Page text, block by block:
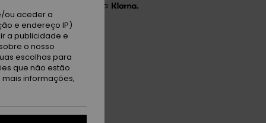
3 x 50,75 € sem juros com a
PROMO 25% EXTRA
Blue
ou aceder a
e endereço IP)
a publicidade e
o nosso
escolhas para
que não estão
informações,